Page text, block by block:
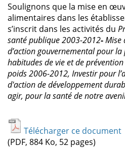
Soulignons que la mise en
alimentaires dans les
s’inscrit dans les activités du
santé publique 2003-2012-Mise
d’action gouvernemental pour
habitudes de vie et de
poids 2006-2012, Investir pour
d'action de développement
agir, pour la santé de notre aven
Télécharger ce document
(PDF, 884 Ko, 52 pages)